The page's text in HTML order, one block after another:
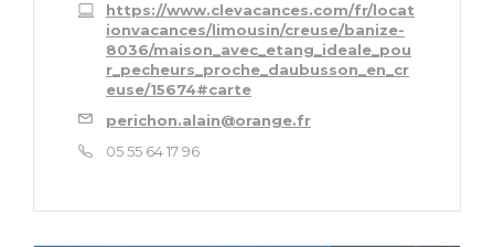
https://www.clevacances.com/fr/locat
ionvacances/limousin/creuse/banize-
8036/maison_avec_etang_ideale_pou
r_pecheurs_proche_daubusson_en_cr
euse/15674#carte
perichon.alain@orange.fr
05 55 64 17 96